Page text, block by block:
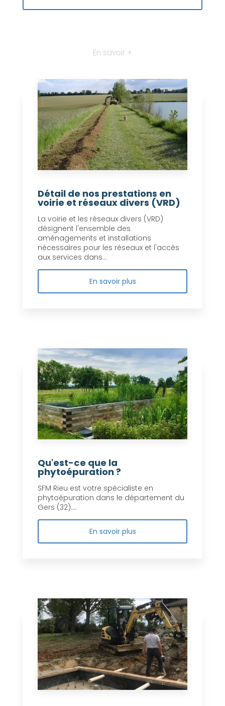
En savoir +
Détail de nos prestations en
voirie et réseaux divers (VRD)
La voirie et les réseaux divers (VRD)
désignent l'ensemble des
aménagements et installations
nécessaires pour les réseaux et l'accès
aux services dans...
En savoir plus
Qu'est-ce que la
phytoépuration ?
SFM Rieu est votre spécialiste en
phytoépuration dans le département du
Gers (32)....
En savoir plus